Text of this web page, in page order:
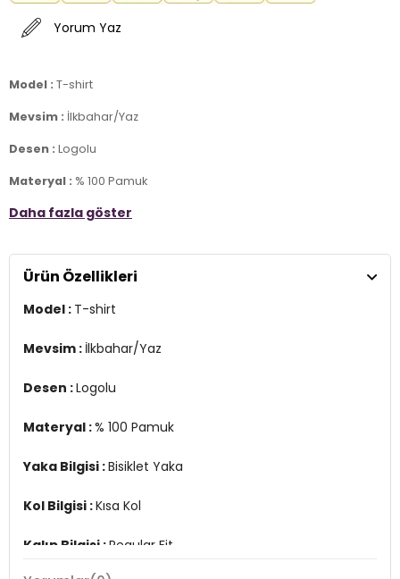
Yorum Yaz
Model : T-shirt
Mevsim : İlkbahar/Yaz
Desen : Logolu
Materyal : % 100 Pamuk
Yaka Bilgisi :Bisiklet Yaka
Kalıp Bilgisi :Regular Fit
Menşei :Türkiye
Daha fazla göster
Ürün Özellikleri
Model : T-shirt
Mevsim : İlkbahar/Yaz
Desen :Logolu
Materyal :% 100 Pamuk
Yaka Bilgisi :Bisiklet Yaka
Kol Bilgisi :Kısa Kol
Kalıp Bilgisi :Regular Fit